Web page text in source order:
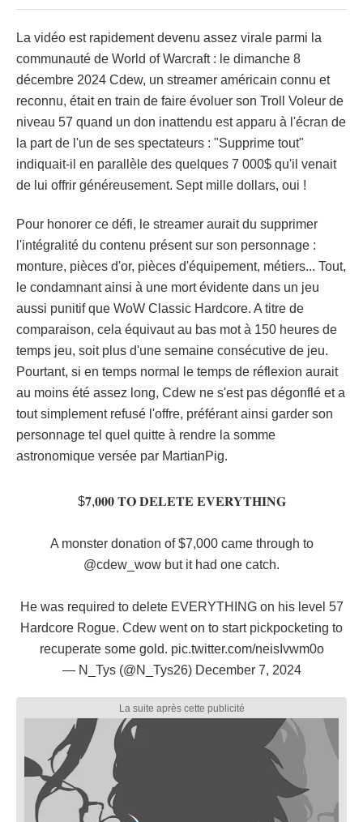
La vidéo est rapidement devenu assez virale parmi la
communauté de World of Warcraft : le dimanche 8
décembre 2024 Cdew, un streamer américain connu et
reconnu, était en train de faire évoluer son Troll Voleur de
niveau 57 quand un don inattendu est apparu à l'écran de
la part de l'un de ses spectateurs : "Supprime tout"
indiquait-il en parallèle des quelques 7 000$ qu'il venait
de lui offrir généreusement. Sept mille dollars, oui !
Pour honorer ce défi, le streamer aurait du supprimer
l'intégralité du contenu présent sur son personnage :
monture, pièces d'or, pièces d'équipement, métiers... Tout,
le condamnant ainsi à une mort évidente dans un jeu
aussi punitif que WoW Classic Hardcore. A titre de
comparaison, cela équivaut au bas mot à 150 heures de
temps jeu, soit plus d'une semaine consécutive de jeu.
Pourtant, si en temps normal le temps de réflexion aurait
au moins été assez long, Cdew ne s'est pas dégonflé et a
tout simplement refusé l'offre, préférant ainsi garder son
personnage tel quel quitte à rendre la somme
astronomique versée par MartianPig.
$𝟕,𝟎𝟎𝟎 𝐓𝐎 𝐃𝐄𝐋𝐄𝐓𝐄 𝐄𝐕𝐄𝐑𝐘𝐓𝐇𝐈𝐍𝐆
A monster donation of $7,000 came through to
@cdew_wow but it had one catch.
He was required to delete EVERYTHING on his level 57
Hardcore Rogue. Cdew went on to start pickpocketing to
recuperate some gold. pic.twitter.com/neisIvwm0o
— N_Tys (@N_Tys26) December 7, 2024